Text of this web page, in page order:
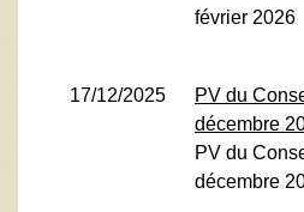
février 2026
17/12/2025
PV du
décembre
PV du
décembre